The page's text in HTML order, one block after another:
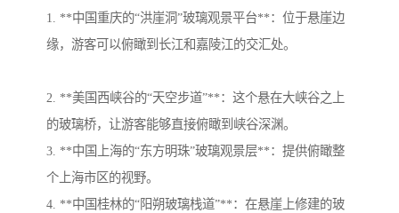
1. **中国重庆的“洪崖洞”玻璃观景平台**：位于悬崖边
缘，游客可以俯瞰到长江和嘉陵江的交汇处。
2. **美国西峡谷的“天空步道”**：这个悬在大峡谷之上
的玻璃桥，让游客能够直接俯瞰到峡谷深渊。
3. **中国上海的“东方明珠”玻璃观景层**：提供俯瞰整
个上海市区的视野。
4. **中国桂林的“阳朔玻璃栈道”**：在悬崖上修建的玻